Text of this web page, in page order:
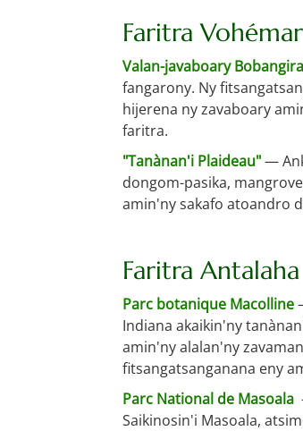
Faritra Vohémar
Valan-javaboary Bobangira
fangarony. Ny
hijerena ny zavaboary
faritra.
"Tanànan'i Plaideau"—
dongom-pasika,
amin'ny sakafo atoandro
Faritra Antalaha
Parc botanique Macolline
Indiana akaikin'ny
amin'ny alalan'ny
fitsangatsanganana eny
Parc National de Masoala
Saikinosin'i Masoala,